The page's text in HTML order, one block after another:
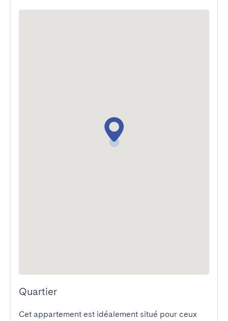
Quartier
Cet appartement est idéalement situé pour ceux